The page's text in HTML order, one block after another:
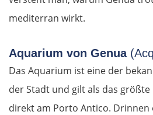
mediterran wirkt.
Aquarium von Genua
Das Aquarium ist eine der
der Stadt und gilt als das größte
direkt am Porto Antico. Drinnen